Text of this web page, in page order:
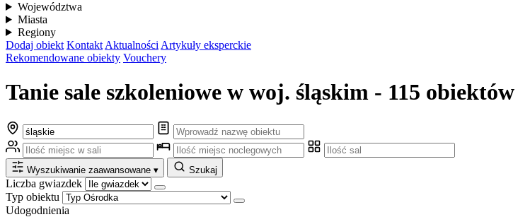
Województwa
Miasta
Regiony
Dodaj obiekt Kontakt Aktualności Artykuły eksperckie
Rekomendowane obiekty Vouchery
Tanie sale szkoleniowe w woj. śląskim - 115 obiektów
Wyszukiwanie zaawansowane ▾ Szukaj
Liczba gwiazdek
Typ obiektu
Udogodnienia